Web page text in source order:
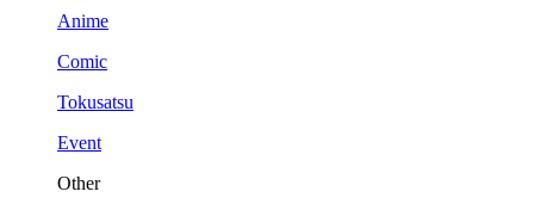
Anime
Comic
Tokusatsu
Event
Other